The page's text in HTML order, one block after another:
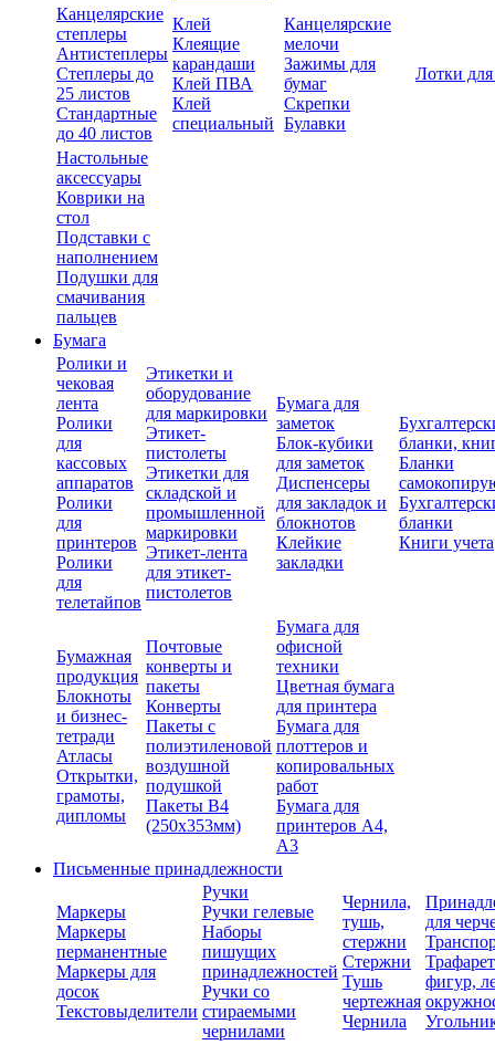
Канцелярские
степлеры
Антистеплеры
Степлеры до
25 листов
Стандартные
до 40 листов
Клей
Клеящие
карандаши
Клей ПВА
Клей
специальный
Канцелярские
мелочи
Зажимы для
бумаг
Скрепки
Булавки
Лотки
Настольные
аксессуары
Коврики на
стол
Подставки с
наполнением
Подушки для
смачивания
пальцев
Бумага
Ролики и
чековая
лента
Ролики
для
кассовых
аппаратов
Ролики
для
принтеров
Ролики
для
телетайпов
Этикетки и
оборудование
для маркировки
Этикет-
пистолеты
Этикетки для
складской и
промышленной
маркировки
Этикет-лента
для этикет-
пистолетов
Бумага для
заметок
Блок-кубики
для заметок
Диспенсеры
для закладок и
блокнотов
Клейкие
закладки
бланки,
Бланки
бланки
Книги учета
Бумажная
продукция
Блокноты
и бизнес-
тетради
Атласы
Открытки,
грамоты,
дипломы
Почтовые
конверты и
пакеты
Конверты
Пакеты с
полиэтиленовой
воздушной
подушкой
Пакеты В4
(250х353мм)
Бумага для
офисной
техники
Цветная бумага
для принтера
Бумага для
плоттеров и
копировальных
работ
Бумага для
принтеров А4,
А3
Письменные принадлежности
Маркеры
Маркеры
перманентные
Маркеры для
досок
Текстовыделители
Ручки
Ручки гелевые
Наборы
пишущих
принадлежностей
Ручки со
стираемыми
чернилами
Чернила,
тушь,
стержни
Стержни
Тушь
чертежная
Чернила
для
фигур,